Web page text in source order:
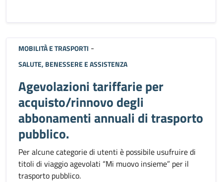
MOBILITÀ E TRASPORTI -
SALUTE, BENESSERE E ASSISTENZA
Agevolazioni tariffarie per
acquisto/rinnovo degli
abbonamenti annuali di trasporto
pubblico.
Per alcune categorie di utenti è possibile usufruire di
titoli di viaggio agevolati “Mi muovo insieme” per il
trasporto pubblico.